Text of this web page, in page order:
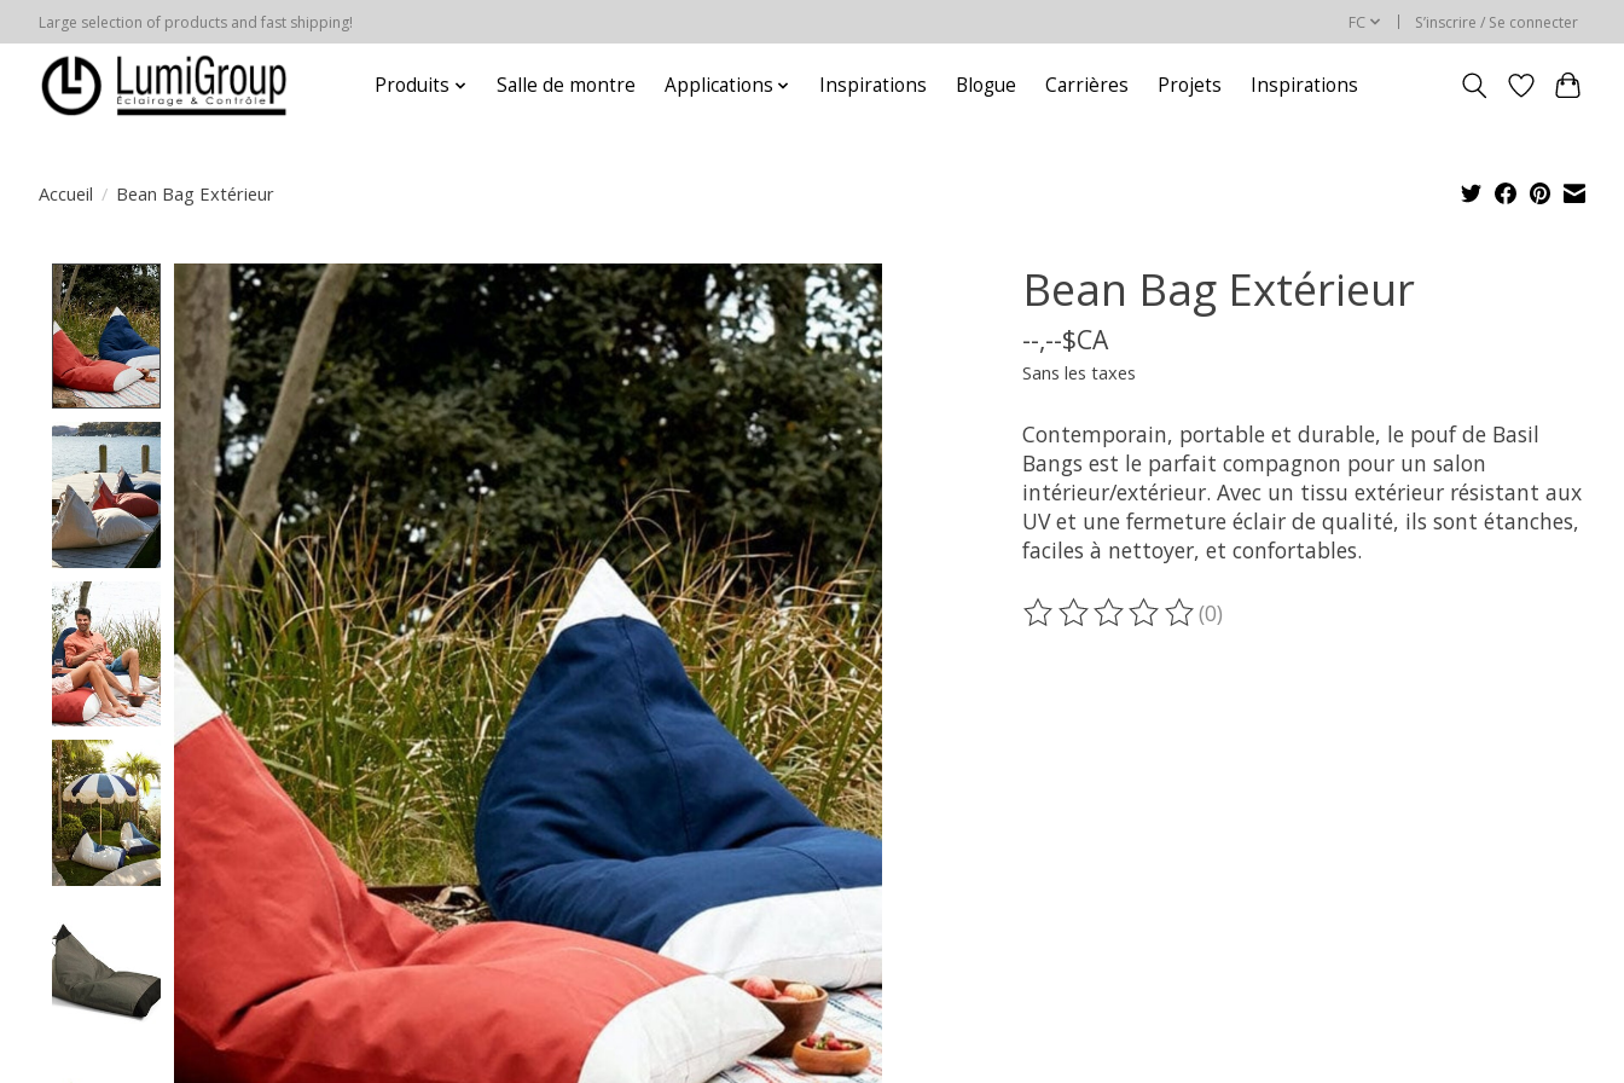
Large selection of products and fast shipping! FC S’inscrire / Se connecter
Produits Salle de montre Applications Inspirations Blogue Carrières Projets Inspirations
Accueil / Bean Bag Extérieur
Product image slideshow Items Bean Bag Extérieur
--,--$CA
Sans les taxes
Contemporain, portable et durable, le pouf de Basil
Bangs est le parfait compagnon pour un salon
intérieur/extérieur. Avec un tissu extérieur résistant aux
UV et une fermeture éclair de qualité, ils sont étanches,
faciles à nettoyer, et confortables.
Ce produit est évalué à
(0)